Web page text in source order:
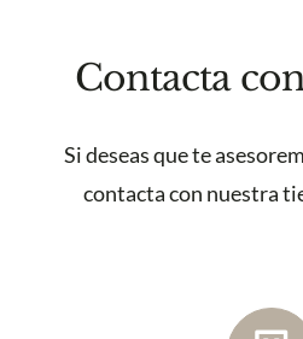
Contacta
Si deseas que te
contacta con nuestra